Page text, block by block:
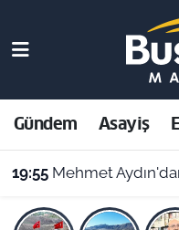
Gündem Asayiş
19:55 Mehmet Aydın'dan Veli
Asayiş
Ekonomi
Dünya
Malatya Nöbetçi
Malatya Hava
Malatya Namaz
Malatya Trafik